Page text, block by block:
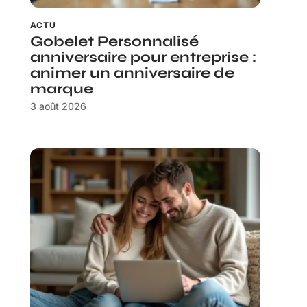
ACTU
Gobelet Personnalisé
anniversaire pour entreprise :
animer un anniversaire de
marque
3 août 2026